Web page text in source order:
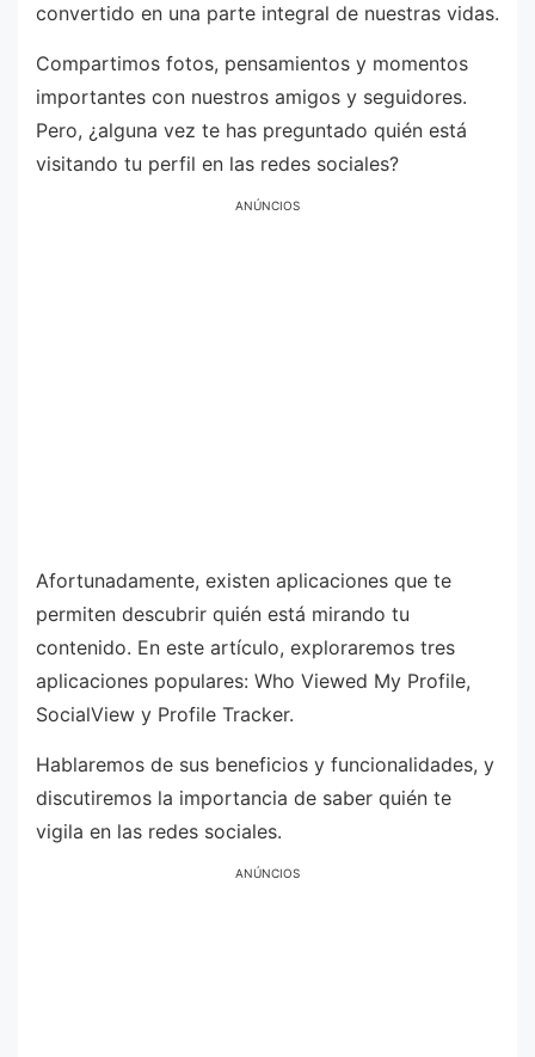
convertido en una parte integral de nuestras vidas.
Compartimos fotos, pensamientos y momentos
importantes con nuestros amigos y seguidores.
Pero, ¿alguna vez te has preguntado quién está
visitando tu perfil en las redes sociales?
ANÚNCIOS
Afortunadamente, existen aplicaciones que te
permiten descubrir quién está mirando tu
contenido. En este artículo, exploraremos tres
aplicaciones populares: Who Viewed My Profile,
SocialView y Profile Tracker.
Hablaremos de sus beneficios y funcionalidades, y
discutiremos la importancia de saber quién te
vigila en las redes sociales.
ANÚNCIOS